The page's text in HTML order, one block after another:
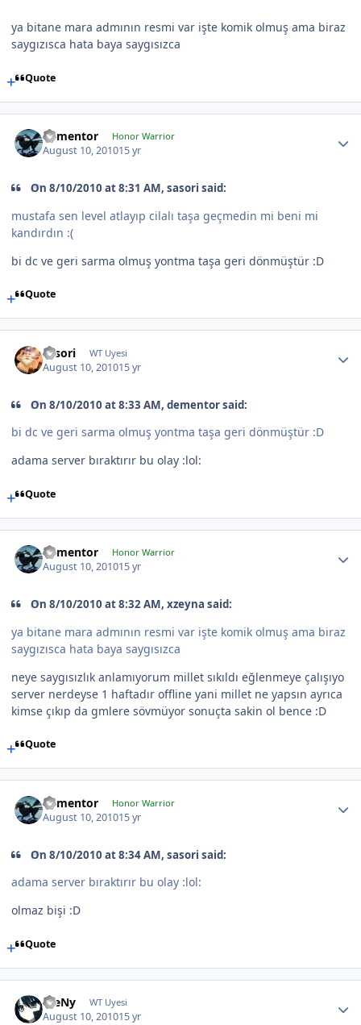
ya bitane mara admının resmi var işte komik olmuş ama biraz
saygızısca hata baya saygısızca
Quote
dementor Honor Warrior
August 10, 201015 yr
On 8/10/2010 at 8:31 AM, sasori said:
mustafa sen level atlayıp cilalı taşa geçmedin mi beni mi
kandırdın :(
bi dc ve geri sarma olmuş yontma taşa geri dönmüştür :D
Quote
sasori WT Uyesi
August 10, 201015 yr
On 8/10/2010 at 8:33 AM, dementor said:
bi dc ve geri sarma olmuş yontma taşa geri dönmüştür :D
adama server bıraktırır bu olay :lol:
Quote
dementor Honor Warrior
August 10, 201015 yr
On 8/10/2010 at 8:32 AM, xzeyna said:
ya bitane mara admının resmi var işte komik olmuş ama biraz
saygızısca hata baya saygısızca
neye saygısızlık anlamıyorum millet sıkıldı eğlenmeye çalışıyo
server nerdeyse 1 haftadır offline yani millet ne yapsın ayrıca
kimse çıkıp da gmlere sövmüyor sonuçta sakin ol bence :D
Quote
dementor Honor Warrior
August 10, 201015 yr
On 8/10/2010 at 8:34 AM, sasori said:
adama server bıraktırır bu olay :lol:
olmaz bişi :D
Quote
WeNy WT Uyesi
August 10, 201015 yr